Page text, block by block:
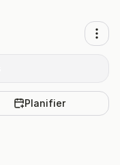
Planifier